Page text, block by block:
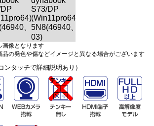
像となります
の発色や傷などイメージと異なる場合がございます
ンタッチで詳細説明あり）